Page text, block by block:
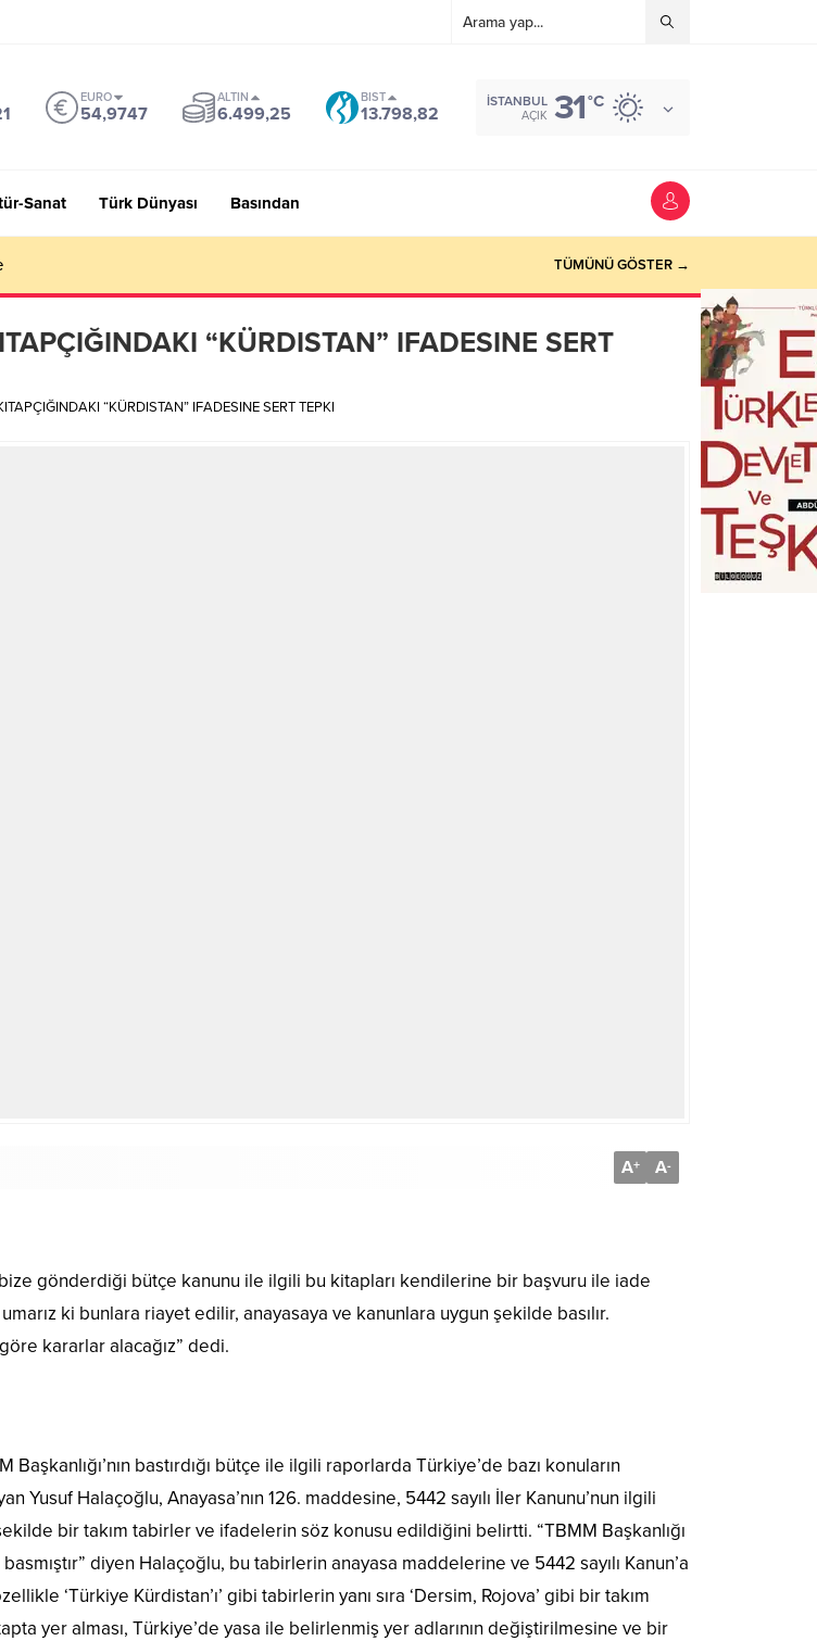
EURO
54,9747
ALTIN
6.499,25
BIST
13.798,82
İSTANBUL
AÇIK 31°C
Sanat Türk Dünyası Basından
TÜMÜNÜ GÖSTER →
“KÜRDISTAN” IFADESINE SERT
“KÜRDISTAN” IFADESINE SERT TEPKI
A+ A-
bize gönderdiği bütçe kanunu ile ilgili bu kitapları kendilerine bir başvuru ile iade
ki bunlara riayet edilir, anayasaya ve kanunlara uygun şekilde basılır.
kararlar alacağız” dedi.
bastırdığı bütçe ile ilgili raporlarda Türkiye’de bazı konuların
Yusuf Halaçoğlu, Anayasa’nın 126. maddesine, 5442 sayılı İler Kanunu’nun ilgili
bir takım tabirler ve ifadelerin söz konusu edildiğini belirtti. “TBMM Başkanlığı
diyen Halaçoğlu, bu tabirlerin anayasa maddelerine ve 5442 sayılı Kanun’a
‘Türkiye Kürdistan’ı’ gibi tabirlerin yanı sıra ‘Dersim, Rojova’ gibi bir takım
yer alması, Türkiye’de yasa ile belirlenmiş yer adlarının değiştirilmesine ve bir